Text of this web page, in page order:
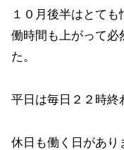
１０月後半はとて
働時間も上がって必
た。
平日は毎日２２時終
休日も働く日があり